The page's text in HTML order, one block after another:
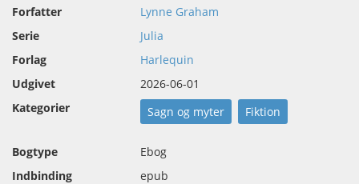
Forfatter
Lynne Graham
Serie
Julia
Forlag
Harlequin
Udgivet
2026-06-01
Kategorier
Sagn og myter Fiktion
Bogtype
Ebog
Indbinding
epub